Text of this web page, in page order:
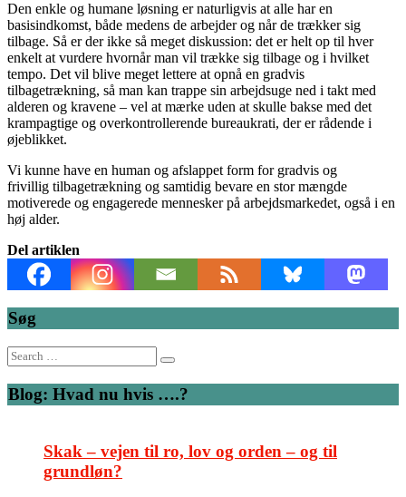
Den enkle og humane løsning er naturligvis at alle har en
basisindkomst, både medens de arbejder og når de trækker sig
tilbage. Så er der ikke så meget diskussion: det er helt op til hver
enkelt at vurdere hvornår man vil trække sig tilbage og i hvilket
tempo. Det vil blive meget lettere at opnå en gradvis
tilbagetrækning, så man kan trappe sin arbejdsuge ned i takt med
alderen og kravene – vel at mærke uden at skulle bakse med det
krampagtige og overkontrollerende bureaukrati, der er rådende i
øjeblikket.
Vi kunne have en human og afslappet form for gradvis og
frivillig tilbagetrækning og samtidig bevare en stor mængde
motiverede og engagerede mennesker på arbejdsmarkedet, også i en
høj alder.
Del artiklen
Søg
Search
for:
Blog: Hvad nu hvis ….?
Skak – vejen til ro, lov og orden – og til
grundløn?